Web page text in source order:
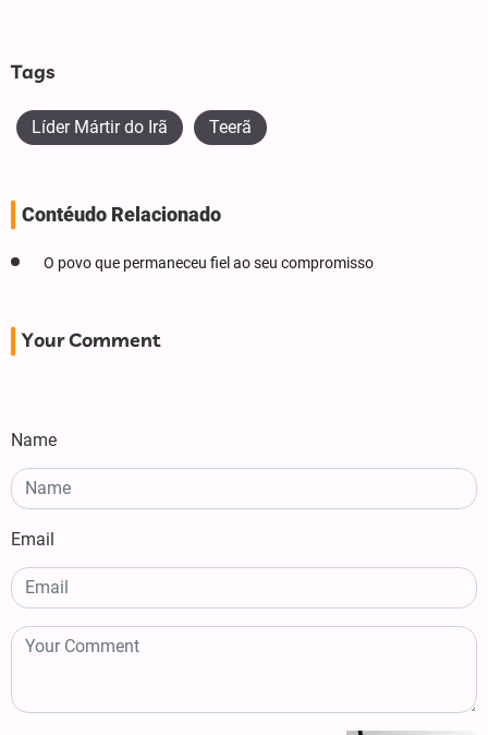
Tags
Líder Mártir do Irã Teerã
Contéudo Relacionado
O povo que permaneceu fiel ao seu compromisso
Your Comment
Name
Email